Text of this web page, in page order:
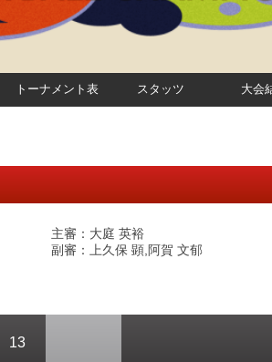
トーナメント表 スタッツ 大会
主審：大庭 英裕
副審：上久保 顕,阿賀 文郁
13